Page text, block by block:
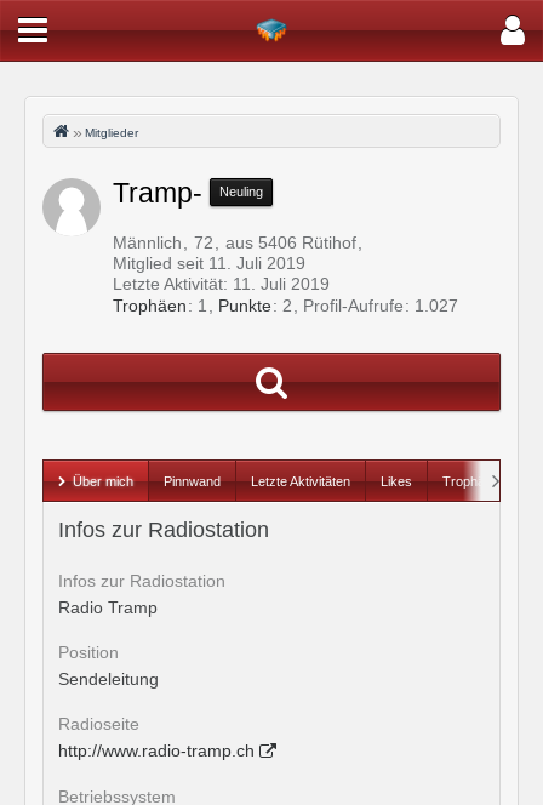
Mitglieder
Tramp- Neuling
Männlich 72
aus 5406 Rütihof
Mitglied seit 11. Juli 2019
Letzte Aktivität: 11. Juli 2019
Trophäen
1 Punkte 2 Profil-Aufrufe 1.027
Über mich Pinnwand Letzte Aktivitäten Likes Trophäen
Infos zur Radiostation
Infos zur Radiostation
Radio Tramp
Position
Sendeleitung
Radioseite
http://www.radio-tramp.ch
Betriebssystem